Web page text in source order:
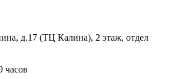
д.17 (ТЦ Калина), 2 этаж, отдел
часов